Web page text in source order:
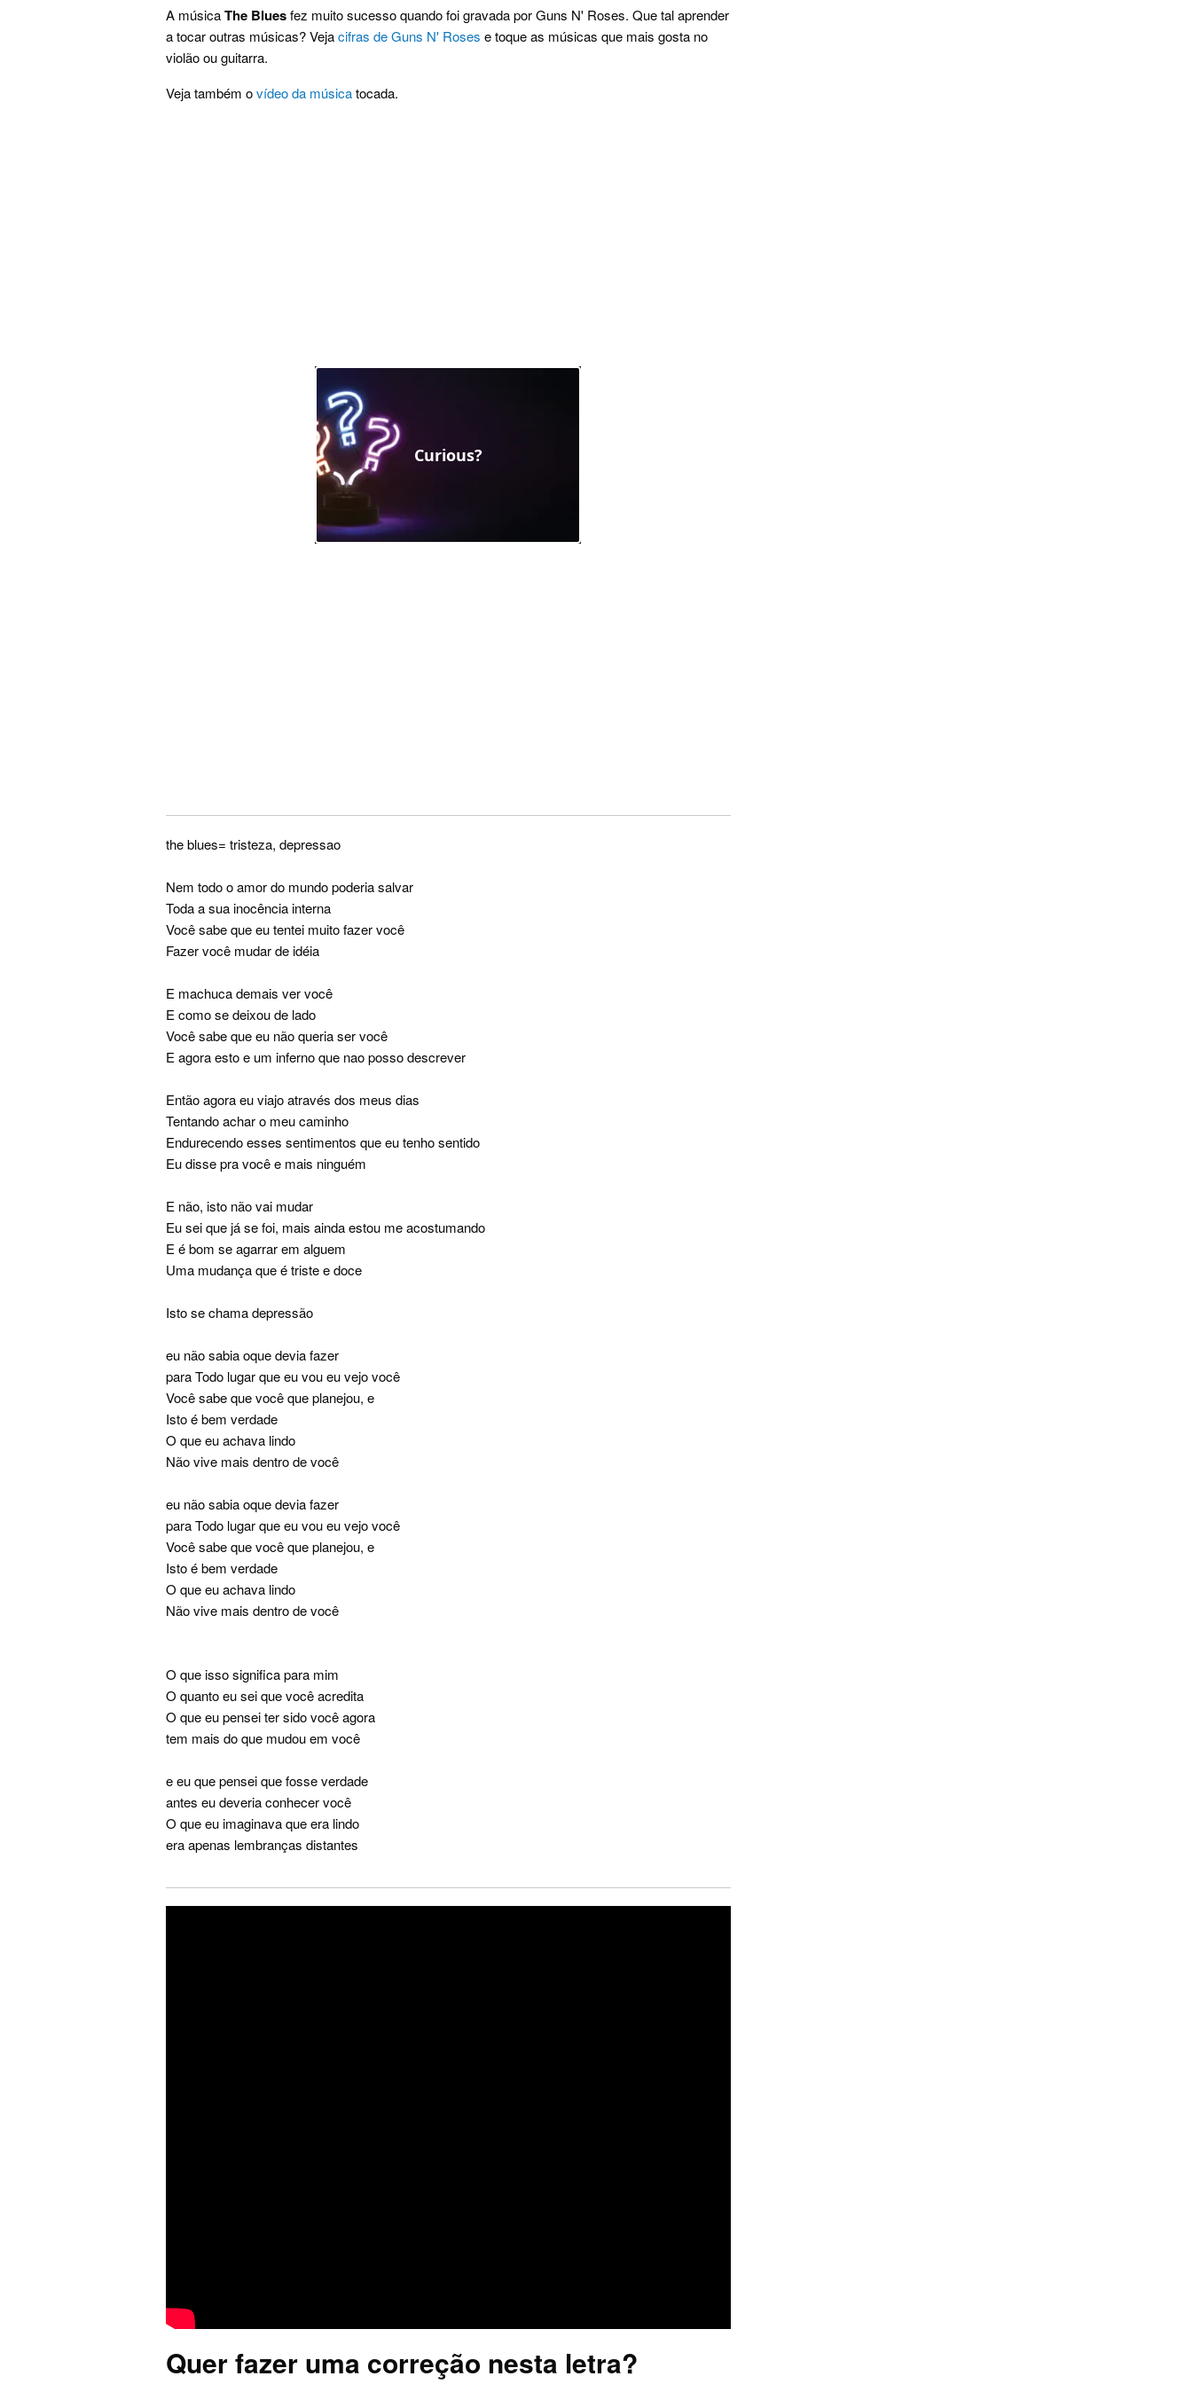
A músicaThe Bluesfez muito sucesso quando foi gravada por Guns N' Roses. Que tal aprender
a tocar outras músicas? Vejacifras de Guns N' Roses e toque as músicas que mais gosta no
violão ou guitarra.
Veja também ovídeo da músicatocada.
the blues= tristeza, depressao
Nem todo o amor do mundo poderia salvar
Toda a sua inocência interna
Você sabe que eu tentei muito fazer você
Fazer você mudar de idéia
E machuca demais ver você
E como se deixou de lado
Você sabe que eu não queria ser você
E agora esto e um inferno que nao posso descrever
Então agora eu viajo através dos meus dias
Tentando achar o meu caminho
Endurecendo esses sentimentos que eu tenho sentido
Eu disse pra você e mais ninguém
E não, isto não vai mudar
Eu sei que já se foi, mais ainda estou me acostumando
E é bom se agarrar em alguem
Uma mudança que é triste e doce
Isto se chama depressão
eu não sabia oque devia fazer
para Todo lugar que eu vou eu vejo você
Você sabe que você que planejou, e
Isto é bem verdade
O que eu achava lindo
Não vive mais dentro de você
eu não sabia oque devia fazer
para Todo lugar que eu vou eu vejo você
Você sabe que você que planejou, e
Isto é bem verdade
O que eu achava lindo
Não vive mais dentro de você
O que isso significa para mim
O quanto eu sei que você acredita
O que eu pensei ter sido você agora
tem mais do que mudou em você
e eu que pensei que fosse verdade
antes eu deveria conhecer você
O que eu imaginava que era lindo
era apenas lembranças distantes
Quer fazer uma correção nesta letra?